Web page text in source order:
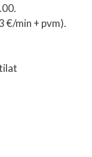
€/min + pvm).